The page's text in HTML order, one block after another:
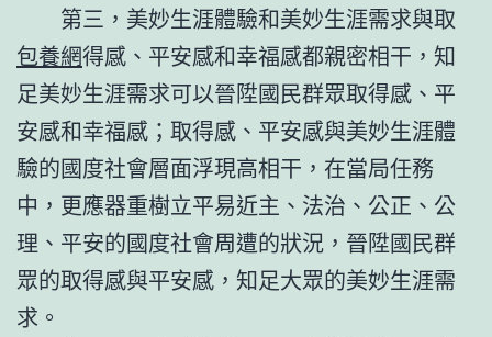
第三，美妙生涯體驗和美妙生涯需求與取
包養網得感、平安感和幸福感都親密相干，知
足美妙生涯需求可以晉陞國民群眾取得感、平
安感和幸福感；取得感、平安感與美妙生涯體
驗的國度社會層面浮現高相干，在當局任務
中，更應器重樹立平易近主、法治、公正、公
理、平安的國度社會周遭的狀況，晉陞國民群
眾的取得感與平安感，知足大眾的美妙生涯需
求。